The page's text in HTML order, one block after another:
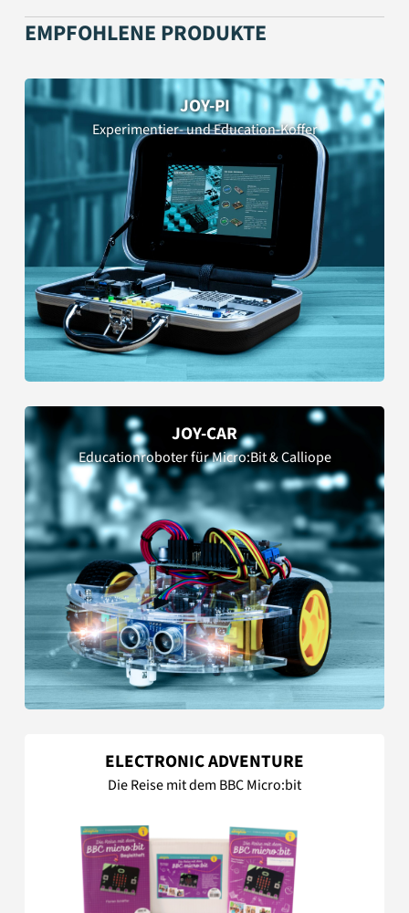
EMPFOHLENE PRODUKTE
JOY-PI
Experimentier- und Education-Koffer
JOY-CAR
Educationroboter für Micro:Bit & Calliope
ELECTRONIC ADVENTURE
Die Reise mit dem BBC Micro:bit